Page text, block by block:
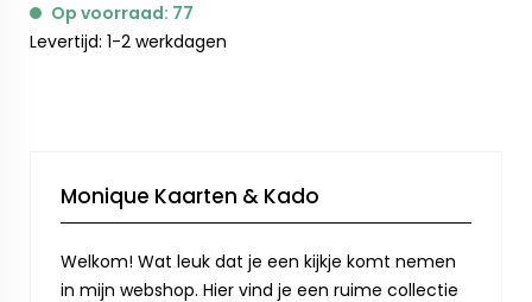
Op voorraad: 77
Levertijd: 1-2 werkdagen
Monique Kaarten & Kado
Welkom! Wat leuk dat je een kijkje komt nemen
in mijn webshop. Hier vind je een ruime collectie